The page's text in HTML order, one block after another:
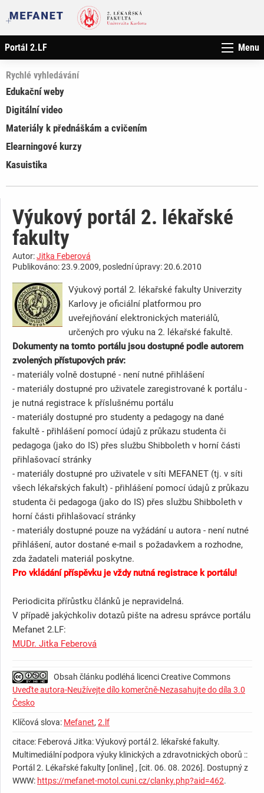
Portál 2.LF Menu
Rychlé vyhledávání
Edukační weby
Digitální video
Materiály k přednáškám a cvičením
Elearningové kurzy
Kasuistika
Výukový portál 2. lékařské
fakulty
Autor:Jitka Feberová
Publikováno: 23.9.2009, poslední úpravy: 20.6.2010
Výukový portál 2. lékařské fakulty Univerzity
Karlovy je oficiální platformou pro
uveřejňování elektronických materiálů,
určených pro výuku na 2. lékařské fakultě.
Dokumenty na tomto portálu jsou dostupné podle autorem
zvolených přístupových práv:
- materiály volně dostupné - není nutné přihlášení
- materiály dostupné pro uživatele zaregistrované k portálu -
je nutná registrace k příslušnému portálu
- materiály dostupné pro studenty a pedagogy na dané
fakultě - přihlášení pomocí údajů z průkazu studenta či
pedagoga (jako do IS) přes službu Shibboleth v horní části
přihlašovací stránky
- materiály dostupné pro uživatele v síti MEFANET (tj. v síti
všech lékařských fakult) - přihlášení pomocí údajů z průkazu
studenta či pedagoga (jako do IS) přes službu Shibboleth v
horní části přihlašovací stránky
- materiály dostupné pouze na vyžádání u autora - není nutné
přihlášení, autor dostané e-mail s požadavkem a rozhodne,
zda žadateli materiál poskytne.
Pro vkládání příspěvku je vždy nutná registrace k portálu!
Periodicita přírůstku článků je nepravidelná.
V případě jakýchkoliv dotazů pište na adresu správce portálu
Mefanet 2.LF:
MUDr. Jitka Feberová
Obsah článku podléhá licenci Creative Commons
Uveďte autora-Neužívejte dílo komerčně-Nezasahujte do díla 3.0
Česko
Klíčová slova: Mefanet, 2.lf
citace: Feberová Jitka: Výukový portál 2. lékařské fakulty.
Multimediální podpora výuky klinických a zdravotnických oborů ::
Portál 2. Lékařské fakulty [online] , [cit. 06. 08. 2026]. Dostupný z
WWW: https://mefanet-motol.cuni.cz/clanky.php?aid=462.